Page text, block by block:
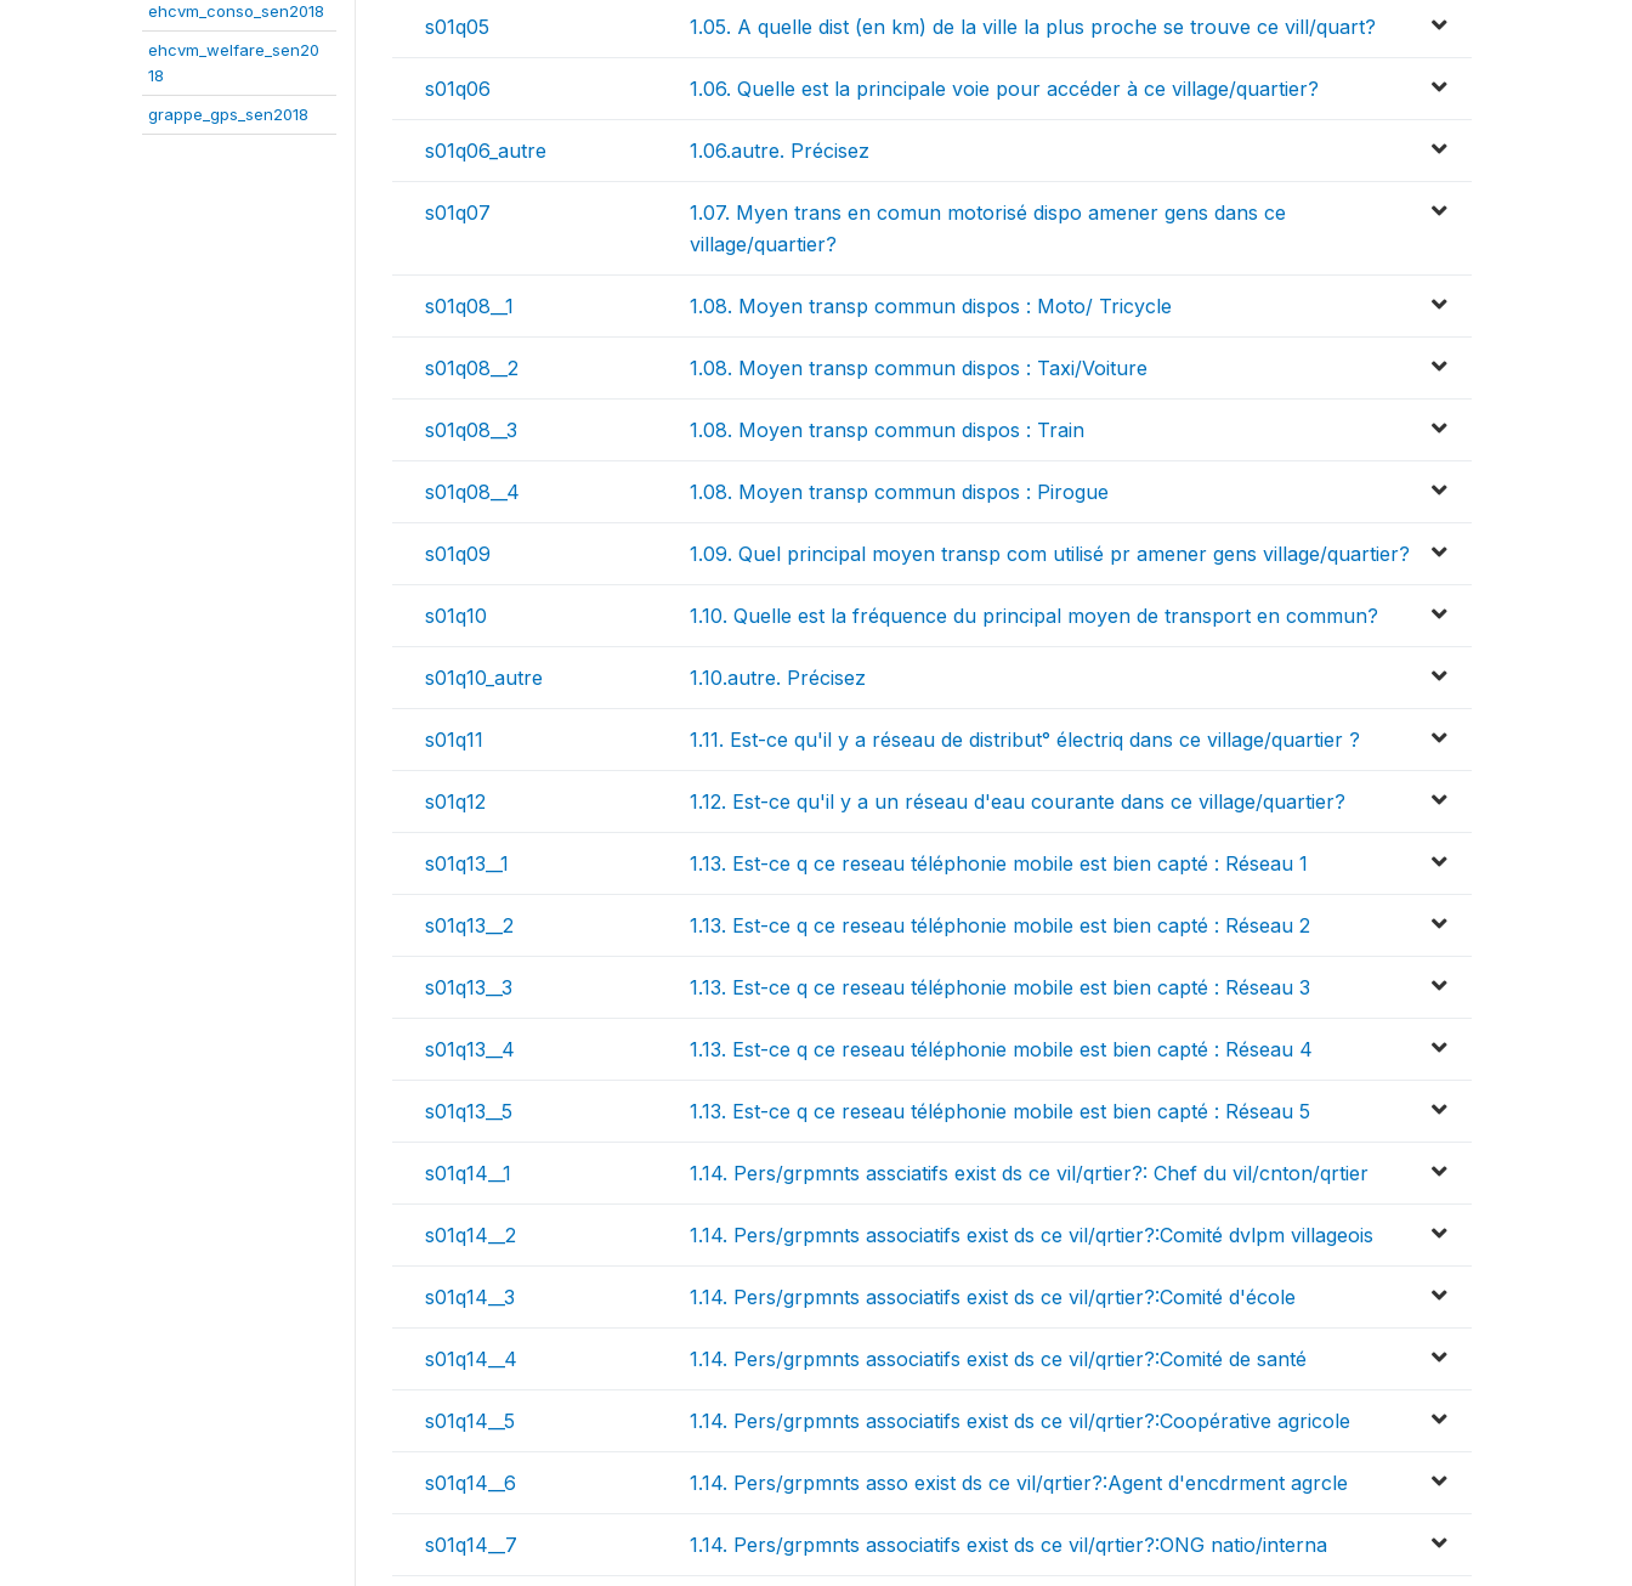
ehcvm_conso_sen2018
ehcvm_welfare_sen20
18
grappe_gps_sen2018
s01q05 1.05. A quelle dist (en km) de la ville la plus proche se trouve ce vill/quart?
s01q06 1.06. Quelle est la principale voie pour accéder à ce village/quartier?
s01q06_autre 1.06.autre. Précisez
s01q07
1.07. Myen trans en comun motorisé dispo amener gens dans ce
village/quartier?
s01q08__1 1.08. Moyen transp commun dispos : Moto/ Tricycle
s01q08__2 1.08. Moyen transp commun dispos : Taxi/Voiture
s01q08__3 1.08. Moyen transp commun dispos : Train
s01q08__4 1.08. Moyen transp commun dispos : Pirogue
s01q09 1.09. Quel principal moyen transp com utilisé pr amener gens village/quartier?
s01q10 1.10. Quelle est la fréquence du principal moyen de transport en commun?
s01q10_autre 1.10.autre. Précisez
s01q11 1.11. Est-ce qu'il y a réseau de distribut° électriq dans ce village/quartier ?
s01q12 1.12. Est-ce qu'il y a un réseau d'eau courante dans ce village/quartier?
s01q13__1 1.13. Est-ce q ce reseau téléphonie mobile est bien capté : Réseau 1
s01q13__2 1.13. Est-ce q ce reseau téléphonie mobile est bien capté : Réseau 2
s01q13__3 1.13. Est-ce q ce reseau téléphonie mobile est bien capté : Réseau 3
s01q13__4 1.13. Est-ce q ce reseau téléphonie mobile est bien capté : Réseau 4
s01q13__5 1.13. Est-ce q ce reseau téléphonie mobile est bien capté : Réseau 5
s01q14__1 1.14. Pers/grpmnts assciatifs exist ds ce vil/qrtier?: Chef du vil/cnton/qrtier
s01q14__2 1.14. Pers/grpmnts associatifs exist ds ce vil/qrtier?:Comité dvlpm villageois
s01q14__3 1.14. Pers/grpmnts associatifs exist ds ce vil/qrtier?:Comité d'école
s01q14__4 1.14. Pers/grpmnts associatifs exist ds ce vil/qrtier?:Comité de santé
s01q14__5 1.14. Pers/grpmnts associatifs exist ds ce vil/qrtier?:Coopérative agricole
s01q14__6 1.14. Pers/grpmnts asso exist ds ce vil/qrtier?:Agent d'encdrment agrcle
s01q14__7 1.14. Pers/grpmnts associatifs exist ds ce vil/qrtier?:ONG natio/interna